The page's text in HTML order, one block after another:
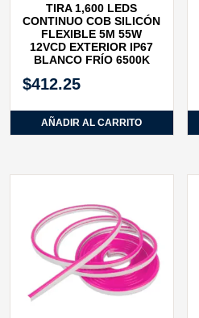
TIRA 1,600 LEDS
CONTINUO COB SILICÓN
FLEXIBLE 5M 55W
12VCD EXTERIOR IP67
BLANCO FRÍO 6500K
$412.25
AÑADIR AL CARRITO